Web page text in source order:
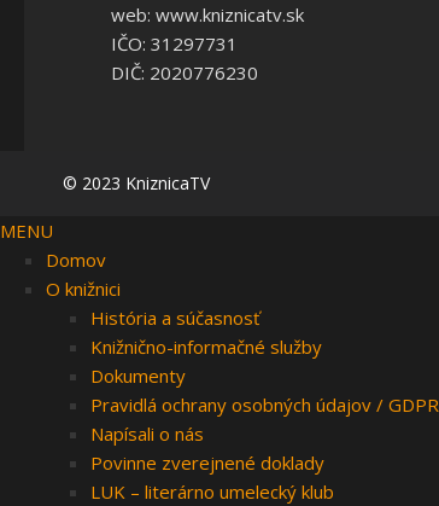
web: www.kniznicatv.sk
IČO: 31297731
DIČ: 2020776230
© 2023 KniznicaTV
MENU
Domov
O knižnici
História a súčasnosť
Knižnično-informačné služby
Dokumenty
Pravidlá ochrany osobných údajov / GDPR
Napísali o nás
Povinne zverejnené doklady
LUK – literárno umelecký klub